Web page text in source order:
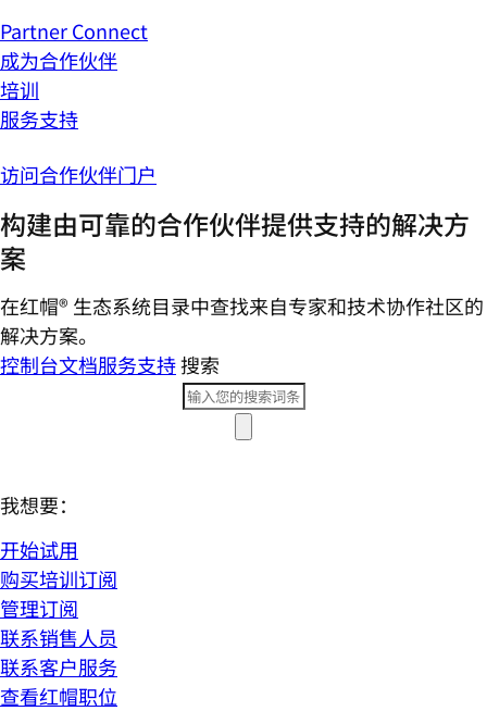
Partner Connect
成为合作伙伴
培训
服务支持
访问合作伙伴门户
构建由可靠的合作伙伴提供支持的解决方
案
在红帽® 生态系统目录中查找来自专家和技术协作社区的
解决方案。
控制台文档服务支持搜索
我想要：
开始试用
购买培训订阅
管理订阅
联系销售人员
联系客户服务
查看红帽职位